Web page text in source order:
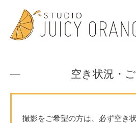
空き状況・
撮影をご希望の方は、必ず空き